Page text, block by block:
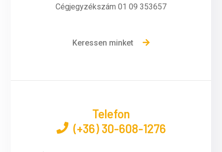
Cégjegyzékszám 01 09 353657
Keressen minket
Telefon
(+36) 30-608-1276